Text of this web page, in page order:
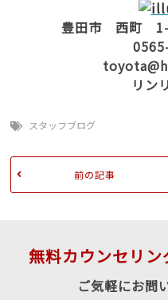
豊田市 西町
リン
スタッフブログ
前の記事
無料カウンセリ
ご気軽にお問